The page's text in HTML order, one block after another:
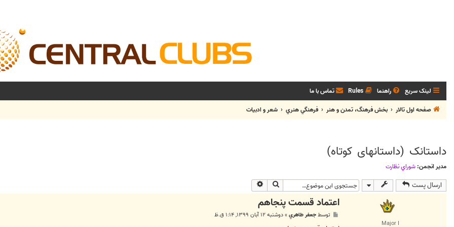
لینک سریع راهنما Rules تماس با ما
صفحه اول تالار
بخش فرهنگ، تمدن و هنر فرهنگي هنري شعر و ادبيات
داستانک (داستانهای کوتاه)
مدیر انجمن: شوراي نظارت
ارسال پست جستجو
Major I
اعتماد قسمت پنجاهم
توسطجعفر طاهري»دوشنبه ۱۲ آبان ۱۳۹۹, ۱:۱۴ ق.ظ